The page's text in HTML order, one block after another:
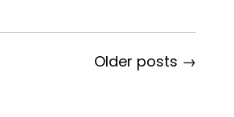
Older posts →